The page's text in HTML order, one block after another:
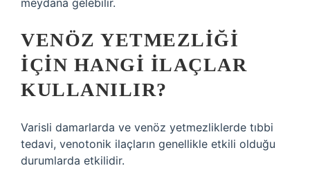
meydana gelebilir.
VENÖZ YETMEZLIĞI
IÇIN HANGI ILAÇLAR
KULLANILIR?
Varisli damarlarda ve venöz yetmezliklerde tıbbi
tedavi, venotonik ilaçların genellikle etkili olduğu
durumlarda etkilidir.